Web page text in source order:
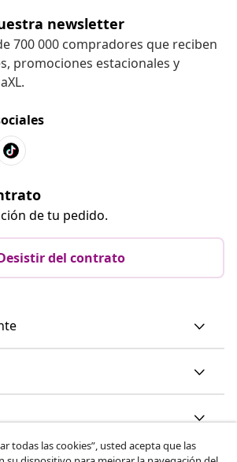
newsletter
700 000 compradores que reciben
promociones estacionales y
de tu pedido.
del contrato
todas las cookies”, usted acepta que las